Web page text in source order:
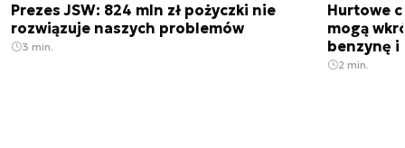
Prezes JSW: 824 mln zł pożyczki nie
rozwiązuje naszych problemów
3 min.
Hurtowe
mogą
benzynę i
2 min.